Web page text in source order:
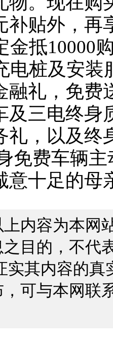
补贴外，再
金抵10000
电桩及安
融礼，免费
及三电终身
礼，以及终
免费车辆
意十足的母
内容为本网
目的，不代
实其内容的
可与本网联